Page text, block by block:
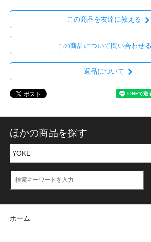
この商品を友達に教える
この商品について問い合わせる
返品について
ほかの商品を探す
ホーム